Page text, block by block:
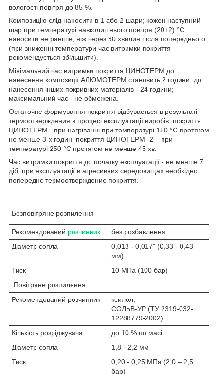
вологості повітря до 85 %.
Композицію слід наносити в 1 або 2 шари; кожен наступний
шар при температурі навколишнього повітря (20±2) °С
наносити не раніше, ніж через 30 хвилин після попереднього
(при зниженні температури час витримки покриття
рекомендується збільшити).
Мінімальний час витримки покриття ЦИНОТЕРМ до
нанесення композиції АЛЮМОТЕРМ становить 2 години, до
нанесення інших покривних матеріалів - 24 години;
максимальний час - не обмежена.
Остаточне формування покриття відбувається в результаті
термоотверждения в процесі експлуатації виробів: покриття
ЦИНОТЕРМ - при нагріванні при температурі 150 °С протягом
не менше 3-х годин, покриття ЦИНОТЕРМ -2 – при
температурі 250 °С протягом не менше 45 хв.
Час витримки покриття до початку експлуатації - не менше 7
діб; при експлуатації в агресивних середовищах необхідно
попереднє термоотверждение покриття.
Безповітряне розпилення
Рекомендований розчинник
без розбавлення
Діаметр сопла
0,013 - 0,017" (0,33 - 0,43
мм)
Тиск
10 МПа (100 бар)
Повітряне розпилення
Рекомендований розчинник
ксилол,
СОЛЬВ-УР (ТУ 2319-032-
12288779-2002)
Кількість розріджувача
до 10 % по масі
Діаметр сопла
1,8 - 2,2 мм
Тиск
0,20 - 0,25 МПа (2,0 – 2,5
бар)